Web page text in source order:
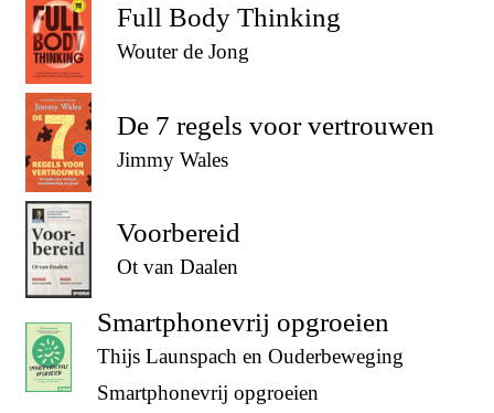
Full Body Thinking
Wouter de Jong
De 7 regels voor vertrouwen
Jimmy Wales
Voorbereid
Ot van Daalen
Smartphonevrij opgroeien
Thijs Launspach en Ouderbeweging
Smartphonevrij opgroeien